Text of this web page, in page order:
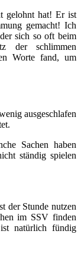
gelohnt hat! Er ist
gemacht! Ich
sich so oft beim
der schlimmen
Worte fand, um
ausgeschlafen
Sachen haben
ständig spielen
der Stunde nutzen
im SSV finden
natürlich fündig